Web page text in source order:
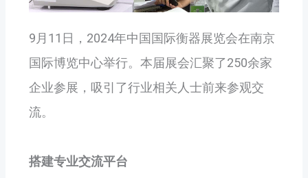
9月11日，2024年中国国际衡器展览会在南京
国际博览中心举行。本届展会汇聚了250余家
企业参展，吸引了行业相关人士前来参观交
流。
搭建专业交流平台